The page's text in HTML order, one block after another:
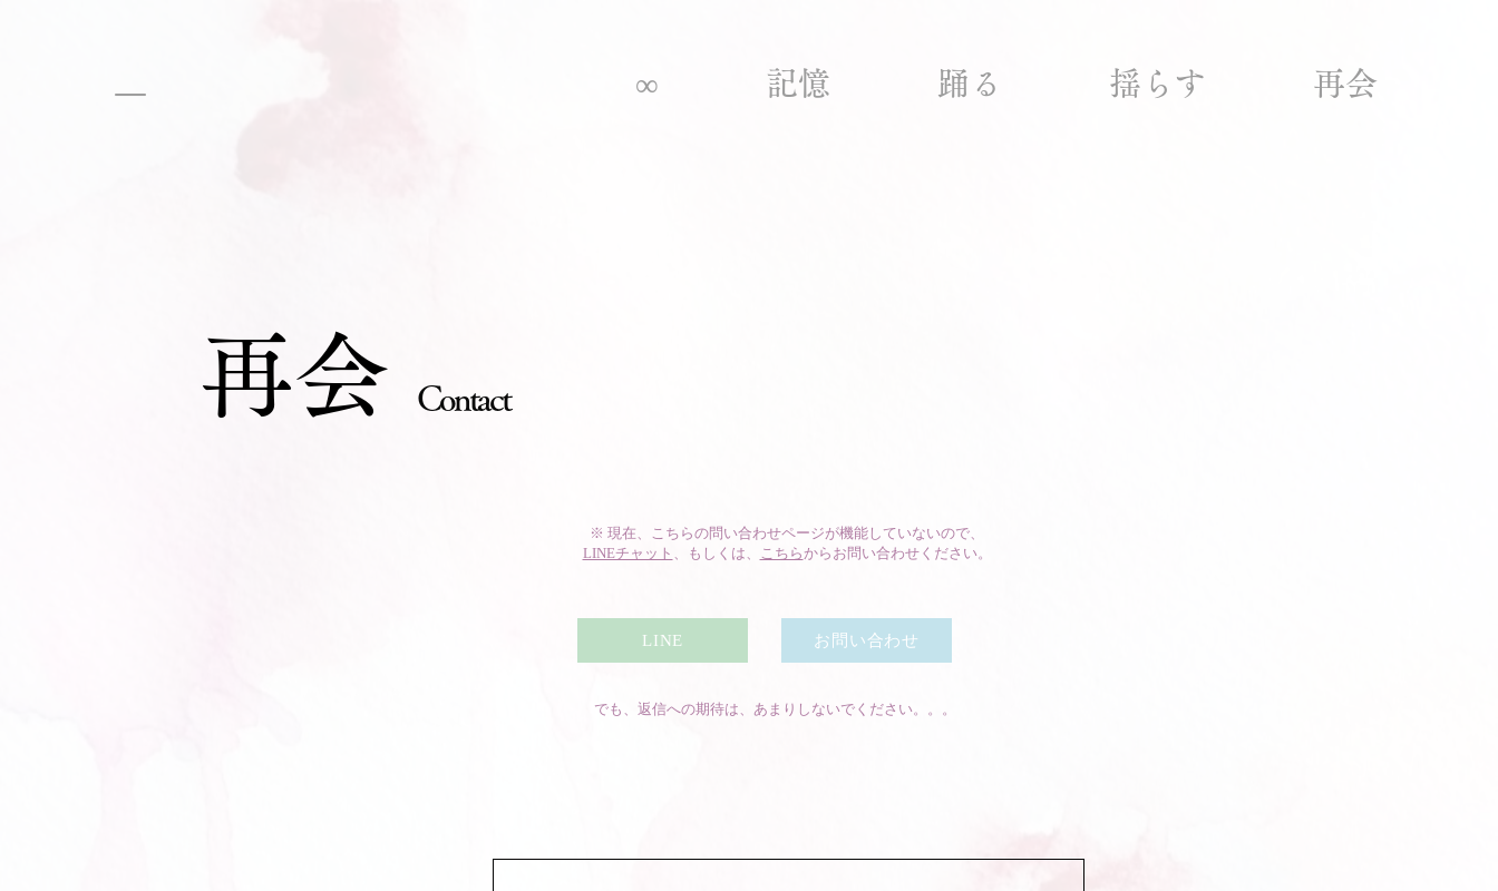
∞ 記憶 踊る 揺らす 再会
再会 Contact
※ 現在、こちらの問い合わせページが機能していないので、
LINEチャット 、もしくは、 こちらからお問い合わせください。
LINE お問い合わせ
でも、返信への期待は、あまりしないでください。。。